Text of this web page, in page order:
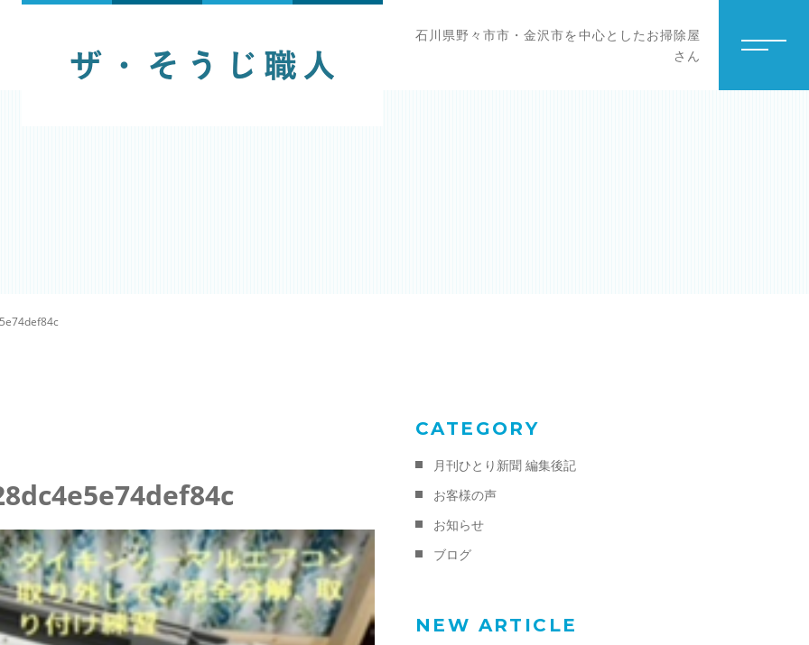
石川県野々市市・金沢市を中心としたお掃除屋
さん
CATEGORY
月刊ひとり新聞 編集後記
お客様の声
お知らせ
ブログ
NEW ARTICLE